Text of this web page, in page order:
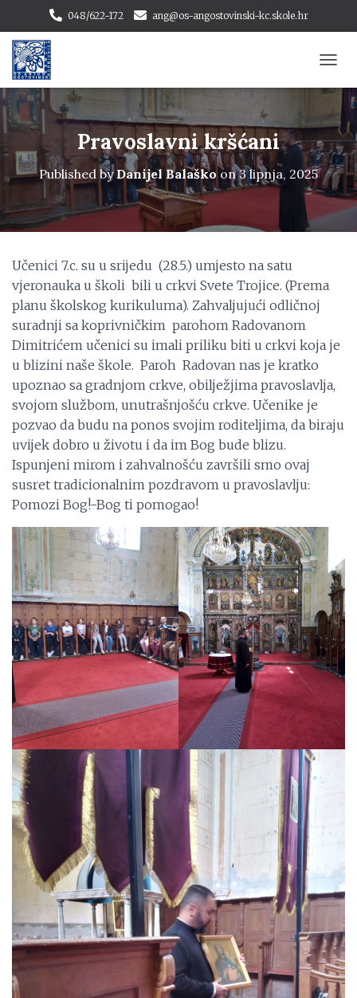
048/622-172 ang@os-angostovinski-kc.skole.hr
O
G
E
N
A
V
O
Pravoslavni kršćani
Published byDanijel Balaško on3 lipnja, 2025
Učenici 7.c. su u srijedu (28.5.) umjesto na satu
vjeronauka u školi bili u crkvi Svete Trojice. (Prema
planu školskog kurikuluma). Zahvaljujući odličnoj
suradnji sa koprivničkim parohom Radovanom
Dimitrićem učenici su imali priliku biti u crkvi koja je
u blizini naše škole. Paroh Radovan nas je kratko
upoznao sa gradnjom crkve, obilježjima pravoslavlja,
svojom službom, unutrašnjošću crkve. Učenike je
pozvao da budu na ponos svojim roditeljima, da biraju
uvijek dobro u životu i da im Bog bude blizu.
Ispunjeni mirom i zahvalnošću završili smo ovaj
susret tradicionalnim pozdravom u pravoslavlju:
Pomozi Bog!-Bog ti pomogao!